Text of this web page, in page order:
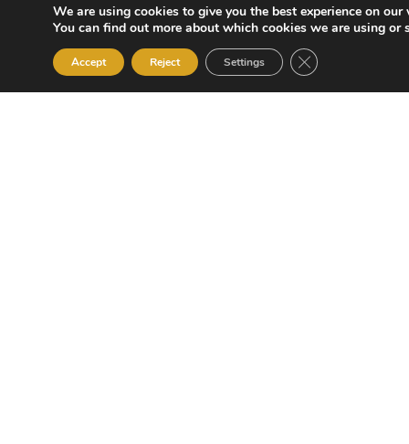
We are using cookies to give you the best experience on our
You can find out more about which cookies we are using
Accept Reject Settings CLOSE GDPR